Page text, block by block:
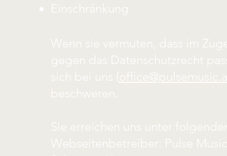
Einschränkung
Wenn sie vermuten, dass im
gegen das Datenschutzrecht
sich bei uns (
beschweren.
Sie erreichen uns unter
Webseitenbetreiber: Pulse Music